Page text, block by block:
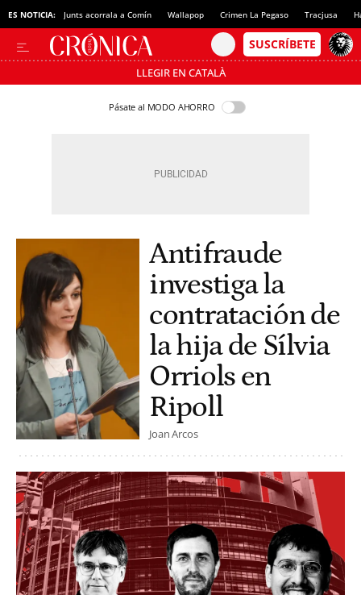
ES NOTICIA: Junts acorrala a Comín Wallapop Crimen La Pegaso Tracjusa
LLEGIR EN CATALÀ
Pásate al MODO AHORRO
Antifraude
investiga la
contratación de
la hija de Sílvia
Orriols en
Ripoll
Joan Arcos